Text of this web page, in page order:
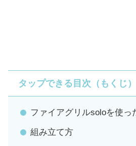
タップできる目次（もくじ）
ファイアグリルsoloを使っ
組み立て方